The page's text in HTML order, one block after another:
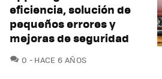
eficiencia, solución de
pequeños errores y
mejoras de seguridad
0 COMENTARIOS
HACE 6 AÑOS